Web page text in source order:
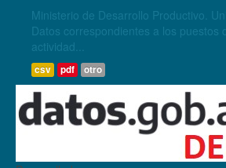
Ministerio de Desarrollo Productivo.
Datos correspondientes a los
actividad...
csv pdf otro